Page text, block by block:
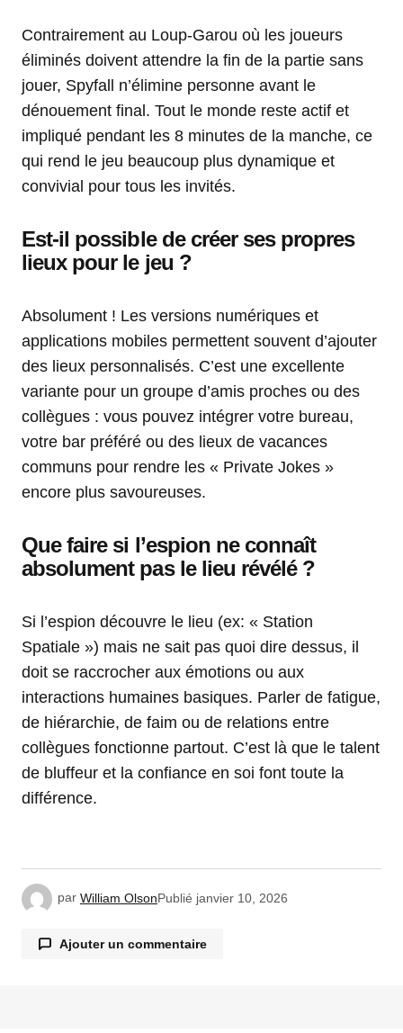
Contrairement au Loup-Garou où les joueurs
éliminés doivent attendre la fin de la partie sans
jouer, Spyfall n’élimine personne avant le
dénouement final. Tout le monde reste actif et
impliqué pendant les 8 minutes de la manche, ce
qui rend le jeu beaucoup plus dynamique et
convivial pour tous les invités.
Est-il possible de créer ses propres
lieux pour le jeu ?
Absolument ! Les versions numériques et
applications mobiles permettent souvent d’ajouter
des lieux personnalisés. C’est une excellente
variante pour un groupe d’amis proches ou des
collègues : vous pouvez intégrer votre bureau,
votre bar préféré ou des lieux de vacances
communs pour rendre les « Private Jokes »
encore plus savoureuses.
Que faire si l’espion ne connaît
absolument pas le lieu révélé ?
Si l’espion découvre le lieu (ex: « Station
Spatiale ») mais ne sait pas quoi dire dessus, il
doit se raccrocher aux émotions ou aux
interactions humaines basiques. Parler de fatigue,
de hiérarchie, de faim ou de relations entre
collègues fonctionne partout. C’est là que le talent
de bluffeur et la confiance en soi font toute la
différence.
par William OlsonPublié janvier 10, 2026
Ajouter un commentaire